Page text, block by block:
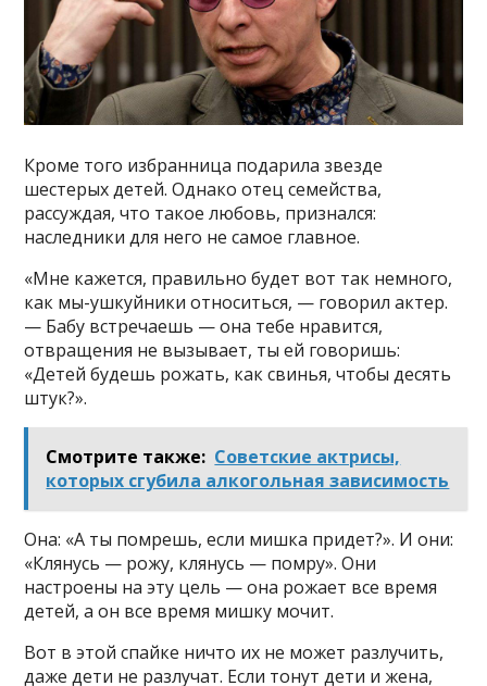
Кроме того избранница подарила звезде
шестерых детей. Однако отец семейства,
рассуждая, что такое любовь, признался:
наследники для него не самое главное.
«Мне кажется, правильно будет вот так немного,
как мы-ушкуйники относиться, — говорил актер.
— Бабу встречаешь — она тебе нравится,
отвращения не вызывает, ты ей говоришь:
«Детей будешь рожать, как свинья, чтобы десять
штук?».
Смотрите также: Советские актрисы,
которых сгубила алкогольная зависимость
Она: «А ты помрешь, если мишка придет?». И они:
«Клянусь — рожу, клянусь — помру». Они
настроены на эту цель — она рожает все время
детей, а он все время мишку мочит.
Вот в этой спайке ничто их не может разлучить,
даже дети не разлучат. Если тонут дети и жена,